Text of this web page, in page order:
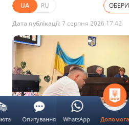
UA RU
Дата публікації:7 серпня 2026 17:42
Допомога
Опитування WhatsApp